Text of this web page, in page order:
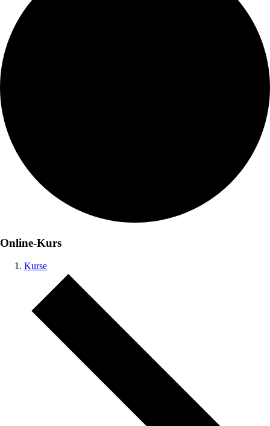
Online-Kurs
Kurse